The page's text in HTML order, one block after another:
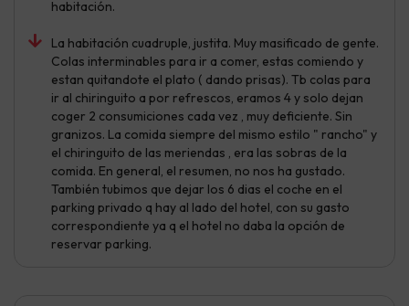
habitación.
La habitación cuadruple, justita. Muy masificado de gente.
Colas interminables para ir a comer, estas comiendo y
estan quitandote el plato ( dando prisas). Tb colas para
ir al chiringuito a por refrescos, eramos 4 y solo dejan
coger 2 consumiciones cada vez , muy deficiente. Sin
granizos. La comida siempre del mismo estilo " rancho" y
el chiringuito de las meriendas , era las sobras de la
comida. En general, el resumen, no nos ha gustado.
También tubimos que dejar los 6 dias el coche en el
parking privado q hay al lado del hotel, con su gasto
correspondiente ya q el hotel no daba la opción de
reservar parking.